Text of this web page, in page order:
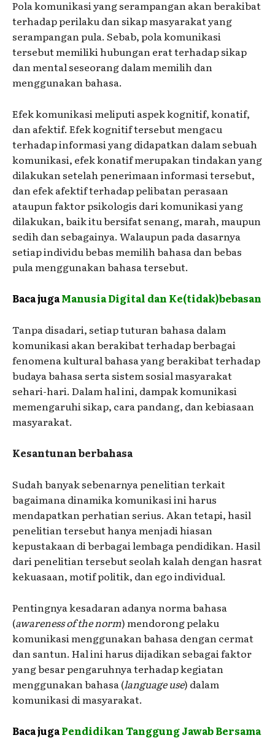
Pola komunikasi yang serampangan akan berakibat
terhadap perilaku dan sikap masyarakat yang
serampangan pula. Sebab, pola komunikasi
tersebut memiliki hubungan erat terhadap sikap
dan mental seseorang dalam memilih dan
menggunakan bahasa.
Efek komunikasi meliputi aspek kognitif, konatif,
dan afektif. Efek kognitif tersebut mengacu
terhadap informasi yang didapatkan dalam sebuah
komunikasi, efek konatif merupakan tindakan yang
dilakukan setelah penerimaan informasi tersebut,
dan efek afektif terhadap pelibatan perasaan
ataupun faktor psikologis dari komunikasi yang
dilakukan, baik itu bersifat senang, marah, maupun
sedih dan sebagainya. Walaupun pada dasarnya
setiap individu bebas memilih bahasa dan bebas
pula menggunakan bahasa tersebut.
Baca jugaManusia Digital dan Ke(tidak)bebasan
Tanpa disadari, setiap tuturan bahasa dalam
komunikasi akan berakibat terhadap berbagai
fenomena kultural bahasa yang berakibat terhadap
budaya bahasa serta sistem sosial masyarakat
sehari-hari. Dalam hal ini, dampak komunikasi
memengaruhi sikap, cara pandang, dan kebiasaan
masyarakat.
Kesantunan berbahasa
Sudah banyak sebenarnya penelitian terkait
bagaimana dinamika komunikasi ini harus
mendapatkan perhatian serius. Akan tetapi, hasil
penelitian tersebut hanya menjadi hiasan
kepustakaan di berbagai lembaga pendidikan. Hasil
dari penelitian tersebut seolah kalah dengan hasrat
kekuasaan, motif politik, dan ego individual.
Pentingnya kesadaran adanya norma bahasa
(awareness of the norm) mendorong pelaku
komunikasi menggunakan bahasa dengan cermat
dan santun. Hal ini harus dijadikan sebagai faktor
yang besar pengaruhnya terhadap kegiatan
menggunakan bahasa (language use) dalam
komunikasi di masyarakat.
Baca jugaPendidikan Tanggung Jawab Bersama